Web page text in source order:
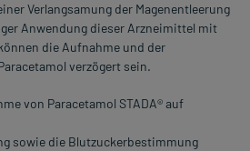
Verlangsamung der Magenentleerung
Anwendung dieser Arzneimittel mit
die Aufnahme und der
verzögert sein.
von Paracetamol STADA® auf
sowie die Blutzuckerbestimmung